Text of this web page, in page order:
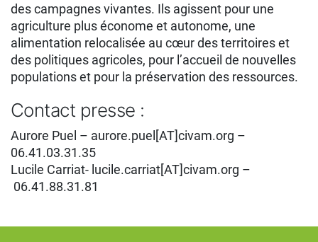
des campagnes vivantes. Ils agissent pour une
agriculture plus économe et autonome, une
alimentation relocalisée au cœur des territoires et
des politiques agricoles, pour l’accueil de nouvelles
populations et pour la préservation des ressources.
Contact presse :
Aurore Puel – aurore.puel[AT]civam.org –
06.41.03.31.35
Lucile Carriat- lucile.carriat[AT]civam.org –
06.41.88.31.81